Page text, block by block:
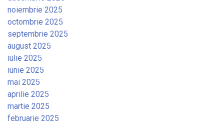
noiembrie 2025
octombrie 2025
septembrie 2025
august 2025
iulie 2025
iunie 2025
mai 2025
aprilie 2025
martie 2025
februarie 2025